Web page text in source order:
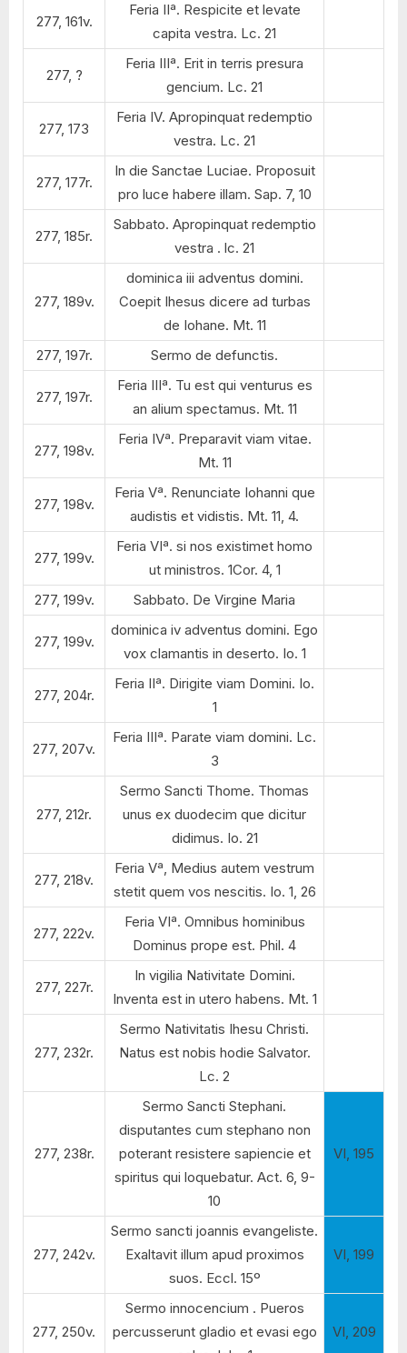
277, 161v.
Feria IIª. Respicite et levate
capita vestra. Lc. 21
277, ?
Feria IIIª. Erit in terris presura
gencium. Lc. 21
277, 173
Feria IV. Apropinquat redemptio
vestra. Lc. 21
277, 177r.
In die Sanctae Luciae. Proposuit
pro luce habere illam. Sap. 7, 10
277, 185r.
Sabbato. Apropinquat redemptio
vestra . lc. 21
277, 189v.
dominica iii adventus domini.
Coepit Ihesus dicere ad turbas
de Iohane. Mt. 11
277, 197r.
Sermo de defunctis.
277, 197r.
Feria IIIª. Tu est qui venturus es
an alium spectamus. Mt. 11
277, 198v.
Feria IVª. Preparavit viam vitae.
Mt. 11
277, 198v.
Feria Vª. Renunciate Iohanni que
audistis et vidistis. Mt. 11, 4.
277, 199v.
Feria VIª. si nos existimet homo
ut ministros. 1Cor. 4, 1
277, 199v.
Sabbato. De Virgine Maria
277, 199v.
dominica iv adventus domini. Ego
vox clamantis in deserto. Io. 1
277, 204r.
Feria IIª. Dirigite viam Domini. Io.
1
277, 207v.
Feria IIIª. Parate viam domini. Lc.
3
277, 212r.
Sermo Sancti Thome. Thomas
unus ex duodecim que dicitur
didimus. Io. 21
277, 218v.
Feria Vª, Medius autem vestrum
stetit quem vos nescitis. Io. 1, 26
277, 222v.
Feria VIª. Omnibus hominibus
Dominus prope est. Phil. 4
277, 227r.
In vigilia Nativitate Domini.
Inventa est in utero habens. Mt. 1
277, 232r.
Sermo Nativitatis Ihesu Christi.
Natus est nobis hodie Salvator.
Lc. 2
277, 238r.
Sermo Sancti Stephani.
disputantes cum stephano non
poterant resistere sapiencie et
spiritus qui loquebatur. Act. 6, 9-
10
VI, 195
277, 242v.
Sermo sancti joannis evangeliste.
Exaltavit illum apud proximos
suos. Eccl. 15º
VI, 199
277, 250v.
Sermo innocencium . Pueros
percusserunt gladio et evasi ego
VI, 209